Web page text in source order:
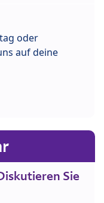
oder
auf deine
Sie